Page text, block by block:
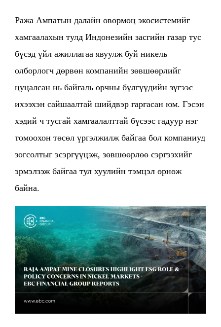
Ража Ампатын далайн өвөрмөц экосистемийг
хамгаалахын тулд Индонезийн засгийн газар тус
бүсэд үйл ажиллагаа явуулж буй никель
олборлогч дөрвөн компанийн зөвшөөрлийг
цуцалсан нь байгаль орчны бүлгүүдийн зүгээс
ихээхэн сайшаалтай шийдвэр гаргасан юм. Гэсэн
хэдий ч тусгай хамгаалалттай бүсээс гадуур нэг
томоохон төсөл үргэлжилж байгаа бол компаниуд
зогсолтыг эсэргүүцэж, зөвшөөрлөө сэргээхийг
эрмэлзэж байгаа тул хуулийн тэмцэл өрнөж
байна.